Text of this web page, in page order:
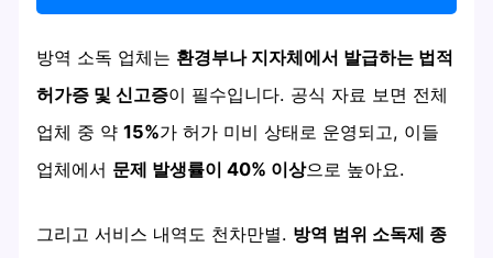
방역 소독 업체는 환경부나 지자체에서 발급하는 법적
허가증 및 신고증이 필수입니다. 공식 자료 보면 전체
업체 중 약15%가 허가 미비 상태로 운영되고, 이들
업체에서 문제 발생률이 40% 이상으로 높아요.
그리고 서비스 내역도 천차만별. 방역 범위 소독제 종